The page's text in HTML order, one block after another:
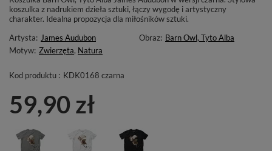
koszulka z nadrukiem dzieła sztuki, łączy wygodę i artystyczny
charakter. Idealna propozycja dla miłośników sztuki.
Artysta: James Audubon Obraz: Barn Owl, Tyto Alba
Motyw: Zwierzęta, Natura
Kod produktu : KDK0168 czarna
59,90 zł